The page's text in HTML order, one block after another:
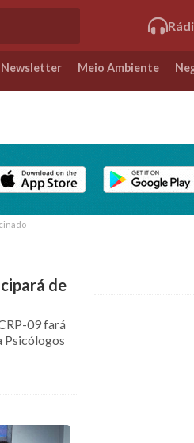
Newsletter Meio Ambiente
de
09 fará
Psicólogos